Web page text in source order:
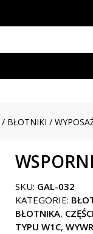
/ BŁOTNIKI /
SKU: GAL-032
KATEGORIE:
BŁOTNIKA,
TYPU W1C,